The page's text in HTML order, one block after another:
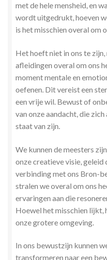
met de hele mensheid, en
wordt uitgedrukt, hoeven
is het misschien overal om
Het hoeft niet in ons te zijn,
afleidingen overal om ons
moment mentale en
oefenen. Dit vereist een
een vrije wil. Bewust of
van onze aandacht, die
staat van zijn.
We kunnen de meesters
onze creatieve visie,
verbinding met ons Bron-
stralen we overal om ons
ervaringen aan die
Hoewel het misschien lijkt,
onze grotere omgeving.
In ons bewustzijn kunnen
transformeren naar een